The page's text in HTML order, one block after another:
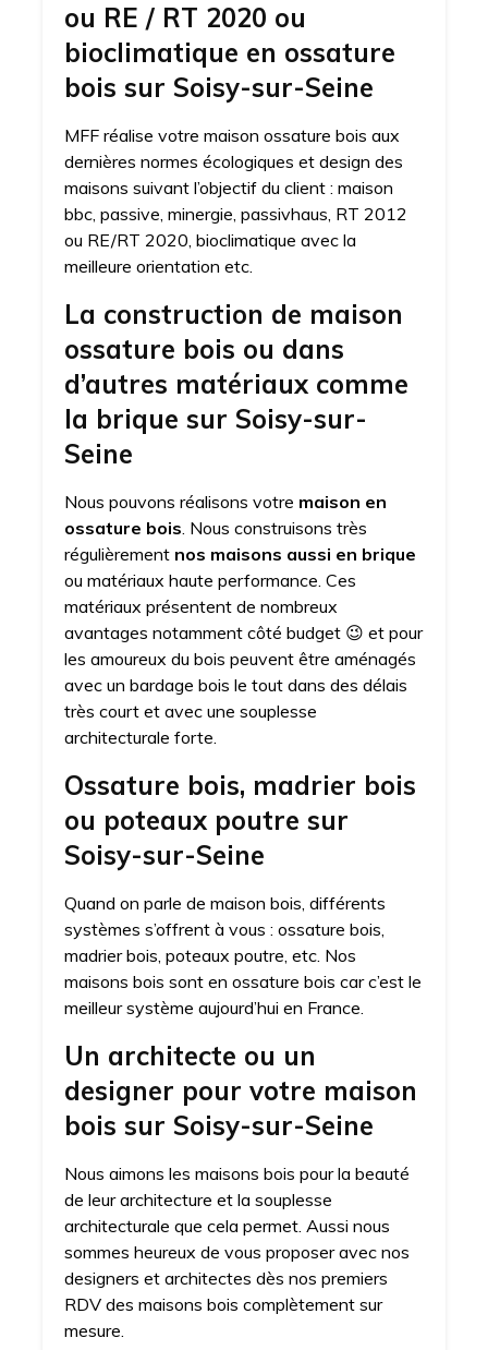
ou RE / RT 2020 ou
bioclimatique en ossature
bois sur Soisy-sur-Seine
MFF réalise votre maison ossature bois aux
dernières normes écologiques et design des
maisons suivant l’objectif du client : maison
bbc, passive, minergie, passivhaus, RT 2012
ou RE/RT 2020, bioclimatique avec la
meilleure orientation etc.
La construction de maison
ossature bois ou dans
d’autres matériaux comme
la brique sur Soisy-sur-
Seine
Nous pouvons réalisons votre maison en
ossature bois. Nous construisons très
régulièrement nos maisons aussi en brique
ou matériaux haute performance. Ces
matériaux présentent de nombreux
avantages notamment côté budget 😉 et pour
les amoureux du bois peuvent être aménagés
avec un bardage bois le tout dans des délais
très court et avec une souplesse
architecturale forte.
Ossature bois, madrier bois
ou poteaux poutre sur
Soisy-sur-Seine
Quand on parle de maison bois, différents
systèmes s’offrent à vous : ossature bois,
madrier bois, poteaux poutre, etc. Nos
maisons bois sont en ossature bois car c’est le
meilleur système aujourd’hui en France.
Un architecte ou un
designer pour votre maison
bois sur Soisy-sur-Seine
Nous aimons les maisons bois pour la beauté
de leur architecture et la souplesse
architecturale que cela permet. Aussi nous
sommes heureux de vous proposer avec nos
designers et architectes dès nos premiers
RDV des maisons bois complètement sur
mesure.